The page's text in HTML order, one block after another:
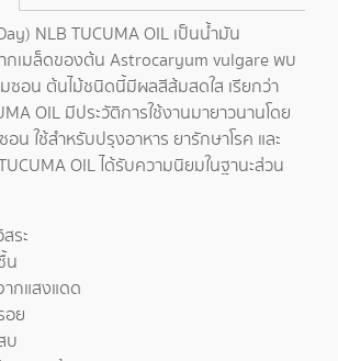
NLB TUCUMA OIL เป็นน้ำมัน
กเมล็ดของต้น Astrocaryum vulgare พบ
มซอน ต้นไม้ชนิดนี้มีผลสีส้มสดใส เรียกว่า
OIL มีประวัติการใช้งานมายาวนานโดย
น ใช้สำหรับปรุงอาหาร ยารักษาโรค และ
OIL ได้รับความนิยมในฐานะส่วน
ระ
น
กแสงแดด
อย
บ